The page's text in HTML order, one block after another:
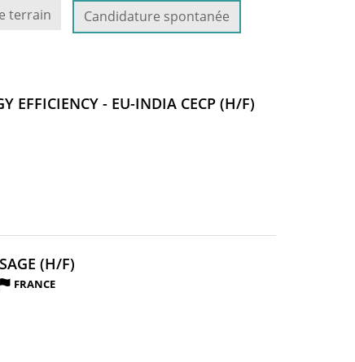
terrain Candidature spontanée
EFFICIENCY - EU-INDIA CECP (H/F)
(H/F)
FRANCE